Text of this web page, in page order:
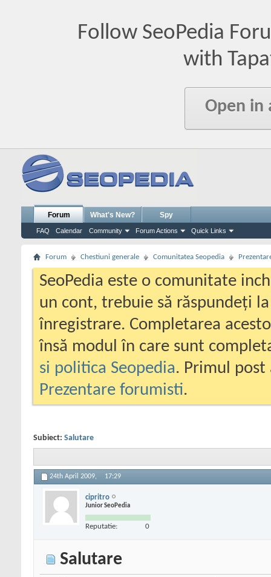
Follow SeoPedia
with
Open in
Forum
FAQ Calendar Community Forum Actions Quick Links
What's New? Spy
Forum Chestiuni generale Comunitatea Seopedia
SeoPedia este o comunitate
un cont, trebuie să răspundeți
înregistrare. Completarea
însă modul în care sunt
si politica Seopedia. Primul
Prezentare forumisti.
Subiect: Salutare
24th April 2009, 17:29
cipritro
Junior SeoPedia
Reputatie: 0
Salutare